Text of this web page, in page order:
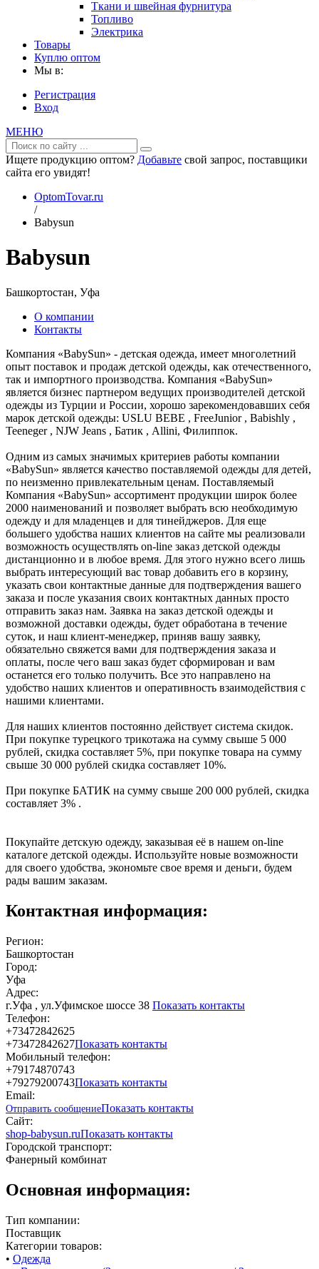
Ткани и швейная фурнитура
Топливо
Электрика
Товары
Куплю оптом
Мы в:
Регистрация
Вход
МЕНЮ
Ищете продукцию оптом? Добавьте свой запрос, поставщики
сайта его увидят!
OptomTovar.ru
/
Babysun
Babysun
Башкортостан, Уфа
О компании
Контакты
Компания «BabySun» - детская одежда, имеет многолетний
опыт поставок и продаж детской одежды, как отечественного,
так и импортного производства. Компания «BabySun»
является бизнес партнером ведущих производителей детской
одежды из Турции и России, хорошо зарекомендовавших себя
марок детской одежды: USLU BEBE , FreeJunior , Babishly ,
Teeneger , NJW Jeans , Батик , Allini, Филиппок.
Одним из самых значимых критериев работы компании
«BabySun» является качество поставляемой одежды для детей,
по неизменно привлекательным ценам. Поставляемый
Компания «BabySun» ассортимент продукции широк более
2000 наименований и позволяет выбрать всю необходимую
одежду и для младенцев и для тинейджеров. Для еще
большего удобства наших клиентов на сайте мы реализовали
возможность осуществлять on-line заказ детской одежды
дистанционно и в любое время. Для этого нужно всего лишь
выбрать интересующий вас товар добавить его в корзину,
указать свои контактные данные для подтверждения вашего
заказа и после указания своих контактных данных просто
отправить заказ нам. Заявка на заказ детской одежды и
возможной доставки одежды, будет обработана в течение
суток, и наш клиент-менеджер, приняв вашу заявку,
обязательно свяжется вами для подтверждения заказа и
оплаты, после чего ваш заказ будет сформирован и вам
останется его только получить. Все это направлено на
удобство наших клиентов и оперативность взаимодействия с
нашими клиентами.
Для наших клиентов постоянно действует система скидок.
При покупке турецкого трикотажа на сумму свыше 5 000
рублей, скидка составляет 5%, при покупке товара на сумму
свыше 30 000 рублей скидка составляет 10%.
При покупке БАТИК на сумму свыше 200 000 рублей, скидка
составляет 3% .
Покупайте детскую одежду, заказывая её в нашем on-line
каталоге детской одежды. Используйте новые возможности
для своего удобства, экономьте свое время и деньги, будем
рады вашим заказам.
Контактная информация:
Регион:
Башкортостан
Город:
Уфа
Адрес:
г.Уфа , ул.Уфимское шоссе 38 Показать контакты
Телефон:
+73472842625
+73472842627Показать контакты
Мобильный телефон:
+79174870743
+79279200743Показать контакты
Email:
Отправить сообщениеПоказать контакты
Сайт:
shop-babysun.ruПоказать контакты
Городской транспорт:
Фанерный комбинат
Основная информация:
Тип компании:
Поставщик
Категории товаров:
• Одежда